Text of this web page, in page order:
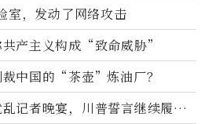
室，发动了网络攻击
共产主义构成“致命威胁”
中国的“茶壶”炼油厂？
记者晚宴，川普誓言继续履行